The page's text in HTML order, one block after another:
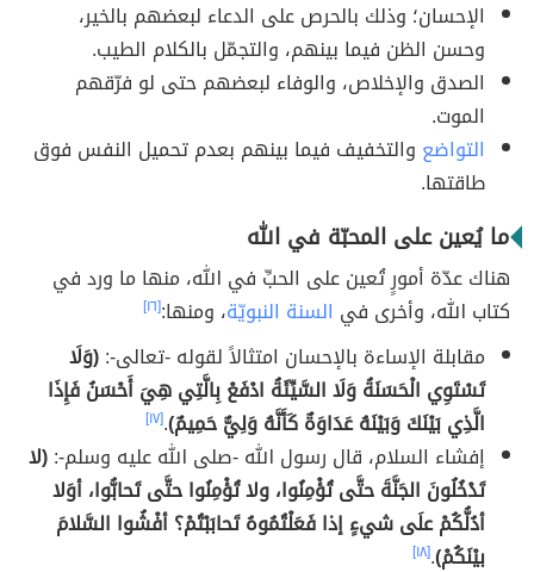
الإحسان؛ وذلك بالحرص على الدعاء لبعضهم بالخير،
وحسن الظن فيما بينهم، والتجمّل بالكلام الطيب.
الصدق والإخلاص، والوفاء لبعضهم حتى لو فرّقهم
الموت.
التواضع والتخفيف فيما بينهم بعدم تحميل النفس فوق
طاقتها.
ما يُعين على المحبّة في الله
هناك عدّة أمورٍ تُعين على الحبِّ في الله، منها ما ورد في
كتاب الله، وأخرى في السنة النبويّة، ومنها:[١٦]
مقابلة الإساءة بالإحسان امتثالاً لقوله -تعالى-:(وَلَا
تَسْتَوِي الْحَسَنَةُ وَلَا السَّيِّئَةُ ادْفَعْ بِالَّتِي هِيَ أَحْسَنُ فَإِذَا
الَّذِي بَيْنَكَ وَبَيْنَهُ عَدَاوَةٌ كَأَنَّهُ وَلِيٌّ حَمِيمٌ).[١٧]
إفشاء السلام، قال رسول الله -صلى الله عليه وسلم-:(لا
تَدْخُلُونَ الجَنَّةَ حتَّى تُؤْمِنُوا، ولا تُؤْمِنُوا حتَّى تَحابُّوا، أوَلا
أدُلُّكُمْ علَى شيءٍ إذا فَعَلْتُمُوهُ تَحابَبْتُمْ؟ أفْشُوا السَّلامَ
بيْنَكُمْ).[١٨]